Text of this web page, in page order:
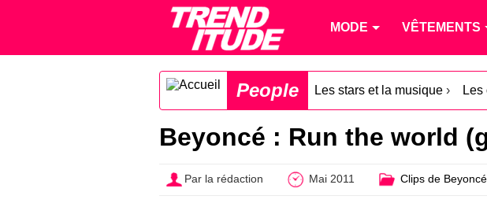
MODE VÊTEMENTS
People Les stars et la musique ›
Beyoncé : Run the world
Par la rédaction Mai 2011 Clips de Beyoncé